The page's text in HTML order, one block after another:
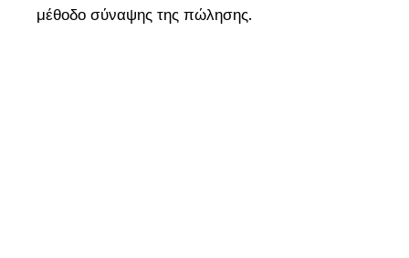
μέθοδο σύναψης της πώλησης.